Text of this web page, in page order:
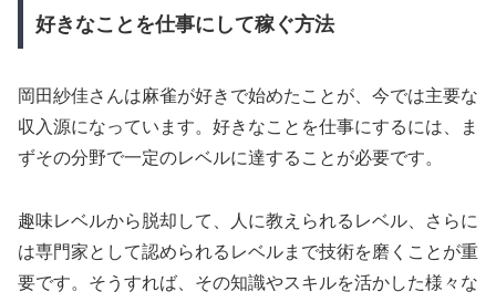
好きなことを仕事にして稼ぐ方法
岡田紗佳さんは麻雀が好きで始めたことが、今では主要な
収入源になっています。好きなことを仕事にするには、ま
ずその分野で一定のレベルに達することが必要です。
趣味レベルから脱却して、人に教えられるレベル、さらに
は専門家として認められるレベルまで技術を磨くことが重
要です。そうすれば、その知識やスキルを活かした様々な